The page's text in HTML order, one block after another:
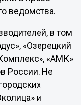
ведомства.
в том
«Озерецкий
«АМК»
России. Не
и